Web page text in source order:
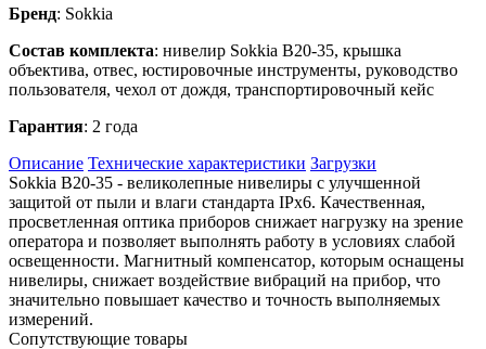
Бренд: Sokkia
Состав комплекта: нивелир Sokkia B20-35, крышка
объектива, отвес, юстировочные инструменты, руководство
пользователя, чехол от дождя, транспортировочный кейс
Гарантия: 2 года
Описание Технические характеристики Загрузки
Sokkia В20-35 - великолепные нивелиры с улучшенной
защитой от пыли и влаги стандарта IPx6. Качественная,
просветленная оптика приборов снижает нагрузку на зрение
оператора и позволяет выполнять работу в условиях слабой
освещенности. Магнитный компенсатор, которым оснащены
нивелиры, снижает воздействие вибраций на прибор, что
значительно повышает качество и точность выполняемых
измерений.
Сопутствующие товары